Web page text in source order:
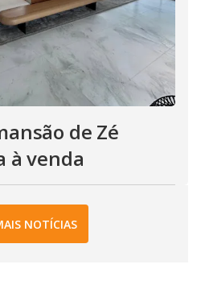
de Zé
à venda
NOTÍCIAS